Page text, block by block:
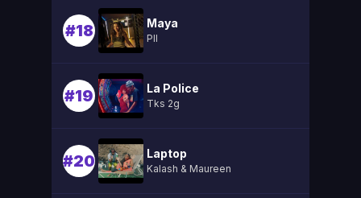
#18 Maya
Pll
#19 La Police
Tks 2g
#20 Laptop
Kalash & Maureen